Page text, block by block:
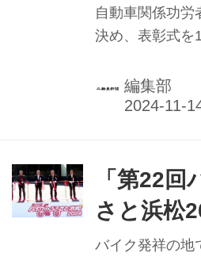
より理解するき
を目指した。安
した安全運転指
生の安全運転技
自動車関係功労
決め、表彰式を
運輸や自動車・
備、観光など運
表彰を受けるに
推薦団体からの
業界では全国オ
会（AJ／大村
編集部
「第22回
さと浜松
オートレ
バイク発祥の地